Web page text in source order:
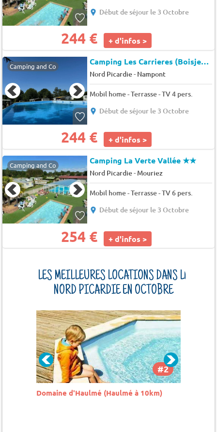
Début de séjour le 3 Octobre
244 € + d'infos >
Camping and Co Camping Les Carrieres (Boisjean à 7 km)
Nord Picardie- Nampont
Mobil home - Terrasse - TV 4 pers.
Début de séjour le 3 Octobre
244 € + d'infos >
Camping and Co Camping La Verte Vallée★★
Nord Picardie- Mouriez
Mobil home - Terrasse - TV 6 pers.
Début de séjour le 3 Octobre
254 € + d'infos >
LES MEILLEURES LOCATIONS DANS LE
NORD PICARDIE EN OCTOBRE
#3
Camping La Baie De Somme